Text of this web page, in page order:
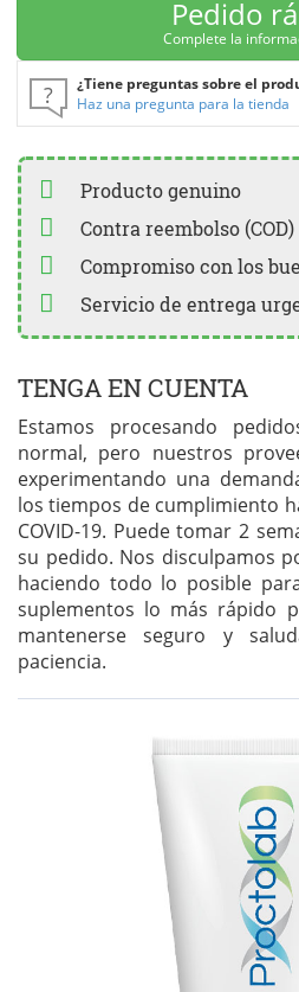
Pedido
Complete la
?
¿Tiene preguntas sobre el
Haz una pregunta para la tienda
Producto genuino
Contra reembolso (COD)
Compromiso con los
Servicio de entrega
TENGA EN CUENTA
Estamos procesando
normal, pero nuestros
experimentando una
los tiempos de cumplimiento
COVID-19. Puede tomar 2
su pedido. Nos disculpamos
haciendo todo lo posible
suplementos lo más rápido
mantenerse seguro y
paciencia.